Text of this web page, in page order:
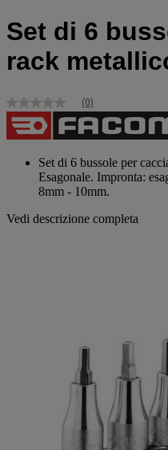
Set di 6
rack
Nessuna
valutazione
Stesso
pagina.
(0)
Set di 6 bussole per
Esagonale. Impronta:
8mm - 10mm.
Vedi descrizione completa